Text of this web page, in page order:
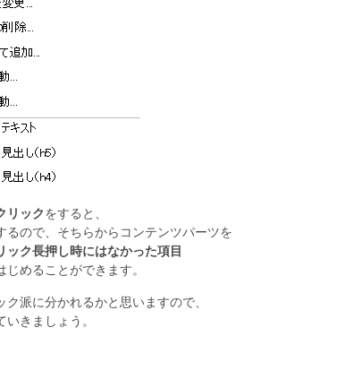
リックをすると、
るので、そちらからコンテンツパーツを
ック長押し時にはなかった項目
じめることができます。
派に分かれるかと思いますので、
きましょう。